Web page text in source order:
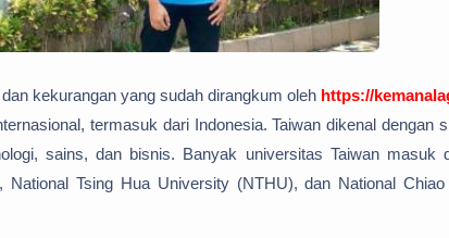
kekurangan yang sudah dirangkum oleh https://
termasuk dari Indonesia. Taiwan dikenal dengan
sains, dan bisnis. Banyak universitas Taiwan masuk
Tsing Hua University (NTHU), dan National Chiao